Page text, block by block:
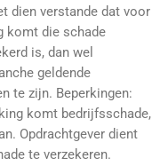
dien verstande dat voor
komt die schade
is, dan wel
geldende
te zijn. Beperkingen:
komt bedrijfsschade,
Opdrachtgever dient
te verzekeren.